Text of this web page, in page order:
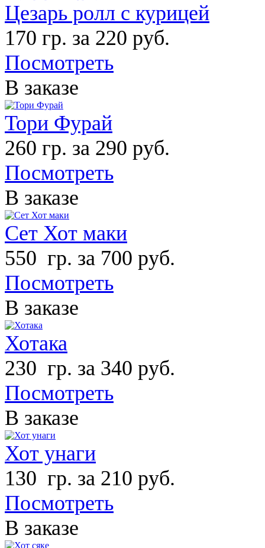
Цезарь ролл с курицей
170 гр. за 220 руб.
Посмотреть
В заказе
Тори Фурай
260 гр. за 290 руб.
Посмотреть
В заказе
Сет Хот маки
550 гр. за 700 руб.
Посмотреть
В заказе
Хотака
230 гр. за 340 руб.
Посмотреть
В заказе
Хот унаги
130 гр. за 210 руб.
Посмотреть
В заказе